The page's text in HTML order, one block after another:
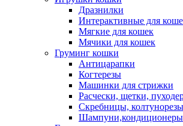
Дразнилки
Интерактивные для
Мягкие для кошек
Мячики для кошек
Груминг кошки
Антицарапки
Когтерезы
Машинки для стрижки
Расчески, щетки,
Скребницы, колтунорезы
Шампуни,кондиционеры